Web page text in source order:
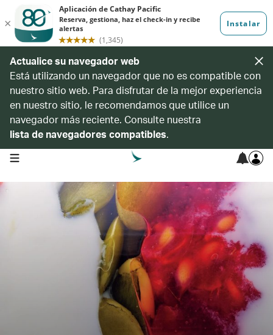
Actualice su navegador web
Está utilizando un navegador que no es compatible con
nuestro sitio web. Para disfrutar de la mejor experiencia
en nuestro sitio, le recomendamos que utilice un
navegador más reciente. Consulte nuestra
lista de navegadores compatibles.
open navigation menu